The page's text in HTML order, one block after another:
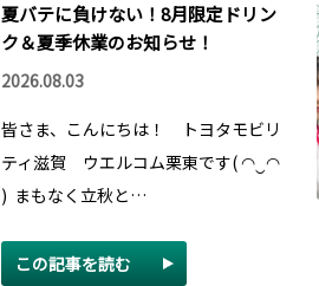
夏バテに負けない！8月限定ドリン
ク＆夏季休業のお知らせ！
2026.08.03
皆さま、こんにちは！ トヨタモビリ
ティ滋賀 ウエルコム栗東です( ◠‿◠
) まもなく立秋と…
この記事を読む